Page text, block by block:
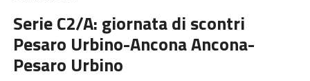
Serie C2/A: giornata di scontri
Pesaro Urbino-Ancona Ancona-
Pesaro Urbino